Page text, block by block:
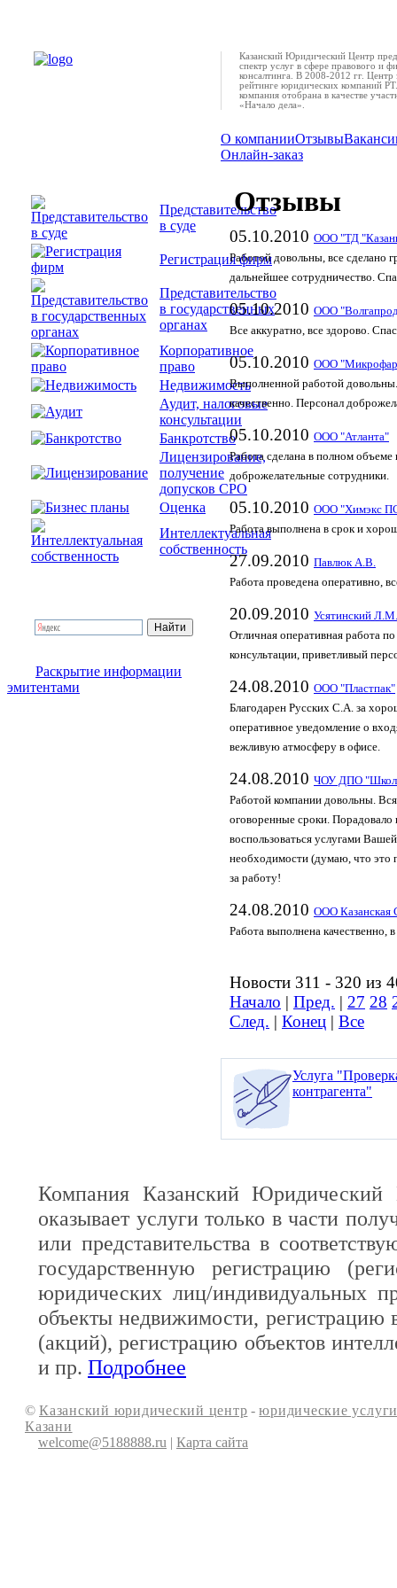
Представительство
в суде
Регистрация фирм
Представительство
в государственных
органах
Корпоративное
право
Недвижимость
Аудит, налоговые
консультации
Банкротство
Лицензирование,
получение
допусков СРО
Оценка
Интеллектуальная
собственность
Раскрытие информации
эмитентами
Казанский Юридический Центр
спектр услуг в сфере правового и
консалтинга. В 2008-2012 гг. Центр
рейтинге юридических компаний
компания отобрана в качестве
«Начало дела».
О компанииОтзывы
Онлайн-заказ
Отзывы
05.10.2010 ООО "ТД
Работой довольны, все сделано
дальнейшее сотрудничество.
05.10.2010 ООО
Все аккуратно, все здорово.
05.10.2010 ООО
Выполненной работой
качественно. Персонал
05.10.2010 ООО "Атланта"
Работа сделана в полном
доброжелательные сотрудники.
05.10.2010 ООО "Химэкс
Работа выполнена в срок и
27.09.2010 Павлюк А.В.
Работа проведена оперативно,
20.09.2010 Усятинский Л.М.
Отличная оперативная работа
консультации, приветливый
24.08.2010 ООО "Пластпак"
Благодарен Русских С.А. за
оперативное уведомление о
вежливую атмосферу в офисе.
24.08.2010 ЧОУ ДПО
Работой компании довольны.
оговоренные сроки.
воспользоваться услугами
необходимости (думаю, что это
за работу!
24.08.2010 ООО Казанская
Работа выполнена качественно,
Новости 311 - 320 из
Начало | Пред. | 27 28
След. | Конец | Все
Услуга
контрагента"
Компания Казанский Юридический
оказывает услуги только в части
или представительства в
государственную регистрацию
юридических лиц/индивидуальных
объекты недвижимости, регистрацию
(акций), регистрацию объектов
и пр. Подробнее
© Казанский юридический центр -юридические
Казани
welcome@5188888.ru | Карта сайта